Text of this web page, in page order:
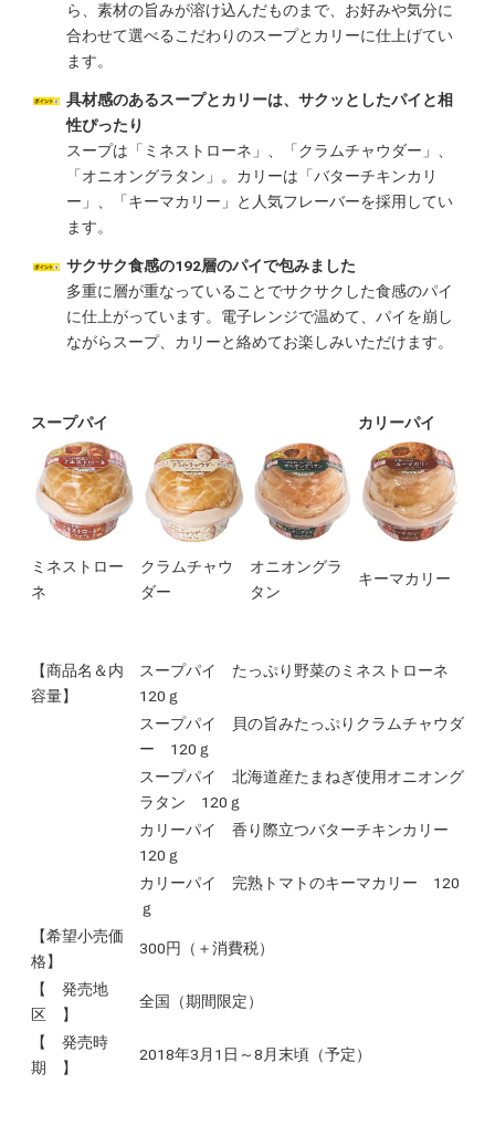
ら、素材の旨みが溶け込んだものまで、お好みや気分に
合わせて選べるこだわりのスープとカリーに仕上げてい
ます。
具材感のあるスープとカリーは、サクッとしたパイと相
性ぴったり
スープは「ミネストローネ」、「クラムチャウダー」、
「オニオングラタン」。カリーは「バターチキンカリ
ー」、「キーマカリー」と人気フレーバーを採用してい
ます。
サクサク食感の192層のパイで包みました
多重に層が重なっていることでサクサクした食感のパイ
に仕上がっています。電子レンジで温めて、パイを崩し
ながらスープ、カリーと絡めてお楽しみいただけます。
スープパイ カリーパイ
ミネストロー
ネ
クラムチャウ
ダー
オニオングラ
タン
キーマカリー
【商品名＆内
容量】
スープパイ たっぷり野菜のミネストローネ
120ｇ
スープパイ 貝の旨みたっぷりクラムチャウダ
ー 120ｇ
スープパイ 北海道産たまねぎ使用オニオング
ラタン 120ｇ
カリーパイ 香り際立つバターチキンカリー
120ｇ
カリーパイ 完熟トマトのキーマカリー 120
ｇ
【希望小売価
格】
300円（＋消費税）
【 発売地
区 】
全国（期間限定）
【 発売時
期 】
2018年3月1日～8月末頃（予定）